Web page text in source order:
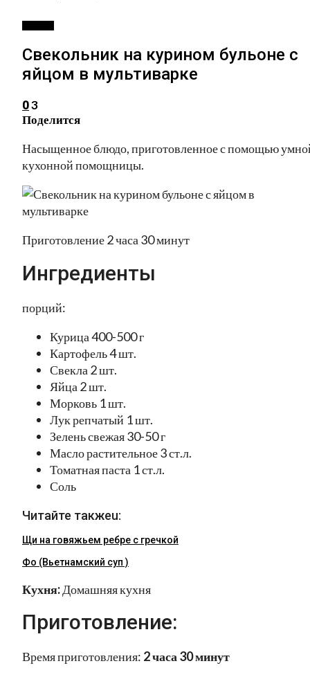
Свекольник на курином бульоне с
яйцом в мультиварке
03
Поделится
Насыщенное блюдо, приготовленное с помощью
кухонной помощницы.
Приготовление 2 часа 30 минут
Ингредиенты
порций:
Курица 400-500 г
Картофель 4 шт.
Свекла 2 шт.
Яйца 2 шт.
Морковь 1 шт.
Лук репчатый 1 шт.
Зелень свежая 30-50 г
Масло растительное 3 ст.л.
Томатная паста 1 ст.л.
Соль
Читайте такжеu:
Щи на говяжьем ребре с гречкой
Фо (Вьетнамский суп )
Кухня: Домашняя кухня
Приготовление:
Время приготовления: 2 часа 30 минут